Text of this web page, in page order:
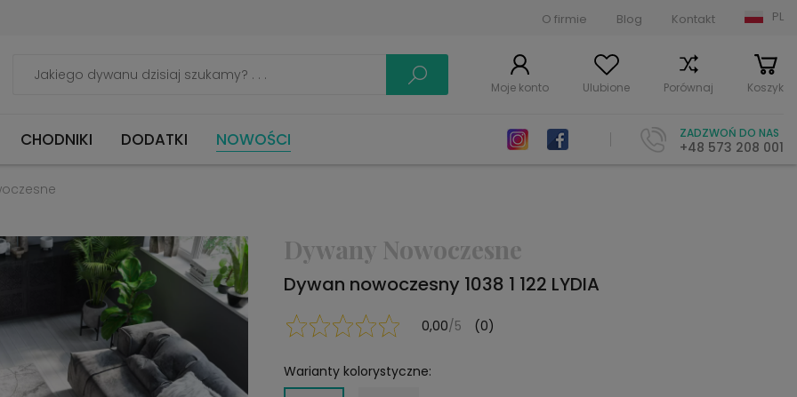
O firmie Blog Kontakt PL
Moje konto Ulubione Porównaj Koszyk
CHODNIKI DODATKI NOWOŚCI ZADZWOŃ DO NAS
+48 573 208 001
Dywany Nowoczesne
Dywan nowoczesny 1038 1 122 LYDIA
0,00/5 (0)
Warianty kolorystyczne: